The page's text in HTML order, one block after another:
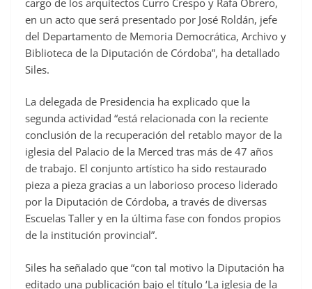
en un acto que será presentado por José Roldán, jefe
del Departamento de Memoria Democrática, Archivo y
Biblioteca de la Diputación de Córdoba”, ha detallado
Siles.
La delegada de Presidencia ha explicado que la
segunda actividad “está relacionada con la reciente
conclusión de la recuperación del retablo mayor de la
iglesia del Palacio de la Merced tras más de 47 años
de trabajo. El conjunto artístico ha sido restaurado
pieza a pieza gracias a un laborioso proceso liderado
por la Diputación de Córdoba, a través de diversas
Escuelas Taller y en la última fase con fondos propios
de la institución provincial”.
Siles ha señalado que “con tal motivo la Diputación ha
editado una publicación bajo el título ‘La iglesia de la